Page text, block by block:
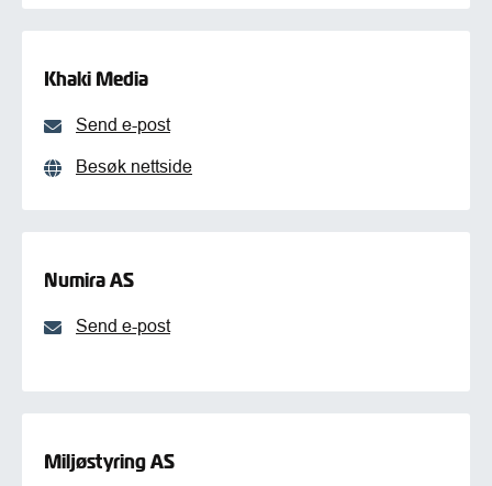
Khaki Media
Send e-post
Besøk nettside
Numira AS
Send e-post
Miljøstyring AS